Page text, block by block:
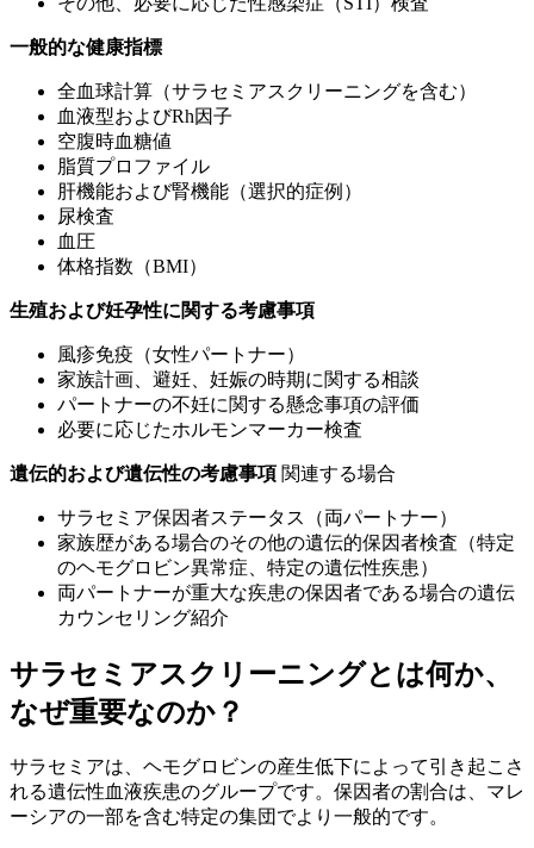
一般的な健康指標
全血球計算（サラセミアスクリーニングを含む）
血液型およびRh因子
空腹時血糖値
脂質プロファイル
肝機能および腎機能（選択的症例）
尿検査
血圧
体格指数（BMI）
生殖および妊孕性に関する考慮事項
風疹免疫（女性パートナー）
家族計画、避妊、妊娠の時期に関する相談
パートナーの不妊に関する懸念事項の評価
必要に応じたホルモンマーカー検査
遺伝的および遺伝性の考慮事項 関連する場合
サラセミア保因者ステータス（両パートナー）
家族歴がある場合のその他の遺伝的保因者検査（特定
のヘモグロビン異常症、特定の遺伝性疾患）
両パートナーが重大な疾患の保因者である場合の遺伝
カウンセリング紹介
サラセミアスクリーニングとは何か、
なぜ重要なのか？
サラセミアは、ヘモグロビンの産生低下によって引き起こさ
れる遺伝性血液疾患のグループです。保因者の割合は、マレ
ーシアの一部を含む特定の集団でより一般的です。